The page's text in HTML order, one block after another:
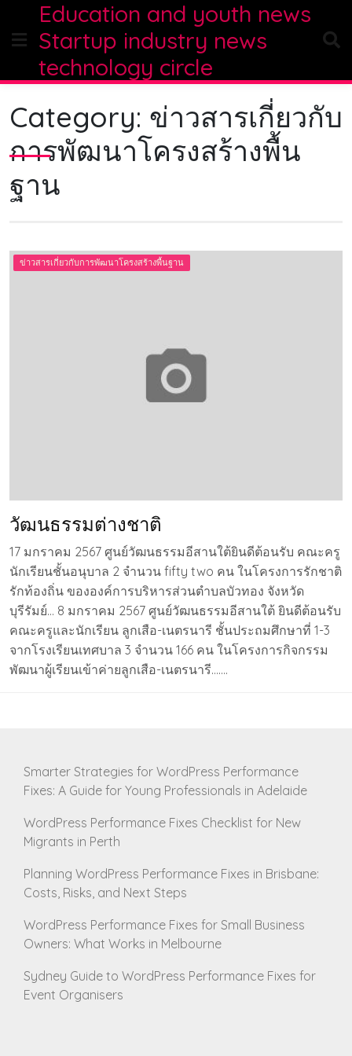
content
Education and youth news
Startup industry news
technology circle
Category: ข่าวสารเกี่ยวกับ
การพัฒนาโครงสร้างพื้น
ฐาน
ข่าวสารเกี่ยวกับการพัฒนาโครงสร้างพื้นฐาน
วัฒนธรรมต่างชาติ
17 มกราคม 2567 ศูนย์วัฒนธรรมอีสานใต้ยินดีต้อนรับ คณะครู
นักเรียนชั้นอนุบาล 2 จำนวน fifty two คน ในโครงการรักชาติ
รักท้องถิ่น ขององค์การบริหารส่วนตำบลบัวทอง จังหวัด
บุรีรัมย์… 8 มกราคม 2567 ศูนย์วัฒนธรรมอีสานใต้ ยินดีต้อนรับ
คณะครูและนักเรียน ลูกเสือ-เนตรนารี ชั้นประถมศึกษาที่ 1-3
จากโรงเรียนเทศบาล 3 จำนวน 166 คน ในโครงการกิจกรรม
พัฒนาผู้เรียนเข้าค่ายลูกเสือ-เนตรนารี…….
Smarter Strategies for WordPress Performance
Fixes: A Guide for Young Professionals in Adelaide
WordPress Performance Fixes Checklist for New
Migrants in Perth
Planning WordPress Performance Fixes in Brisbane:
Costs, Risks, and Next Steps
WordPress Performance Fixes for Small Business
Owners: What Works in Melbourne
Sydney Guide to WordPress Performance Fixes for
Event Organisers